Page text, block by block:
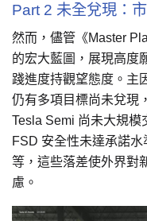
Part 2 未全兌現：
然而，儘管《Master
的宏大藍圖，展現高度
踐進度持觀望態度。主
仍有多項目標尚未兌現
Tesla Semi 尚未大規模
FSD 安全性未達承諾
等，這些落差使外界對
慮。